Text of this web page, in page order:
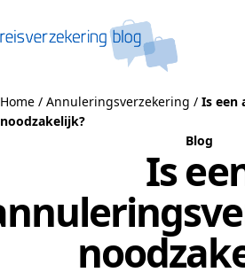
Home / Annuleringsverzekering / Is een
noodzakelijk?
Blog
Is